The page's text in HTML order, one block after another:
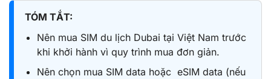
TÓM TẮT:
Nên mua SIM du lịch Dubai tại Việt Nam trước
khi khởi hành vì quy trình mua đơn giản.
Nên chọn mua SIM data hoặc eSIM data (nếu